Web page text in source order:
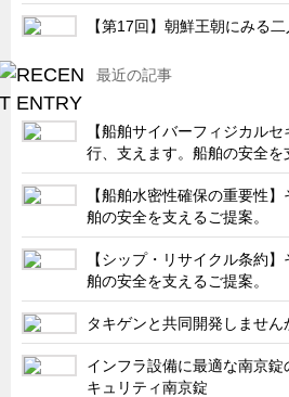
ちょっとユニークなお客様
ECOLOGY NEWS SCRAMBLE
わが街わが支店
支店所在地（歴史探訪）
ニッポン再発見
あれこれWATCH
こんなとき、どう言うの?
４コマ漫画 のんきなのんちゃん
CATEGORY タキゲンinfo.
お知らせ
【第17回】朝鮮王朝にみる
最近の記事
【船舶サイバーフィジカル
行、支えます。船舶の安全を
【船舶水密性確保の重要性
舶の安全を支えるご提案。
【シップ・リサイクル条約
舶の安全を支えるご提案。
タキゲンと共同開発しません
インフラ設備に最適な南京
キュリティ南京錠